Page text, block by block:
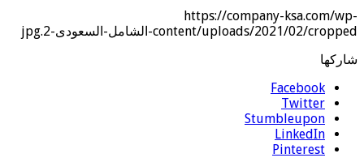
https://company-ksa.com/wp-
content/uploads/2021/02/cropped-الشامل-السعودى-2.jpg
شاركها
Facebook
Twitter
Stumbleupon
LinkedIn
Pinterest